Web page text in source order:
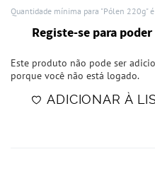
Quantidade mínima para "Pólen 220g"
Registe-se para
Este produto não pode ser
porque você não está logado.
ADICIONAR À